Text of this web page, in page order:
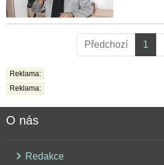
Předchozí 1
Reklama:
Reklama:
O nás
Redakce